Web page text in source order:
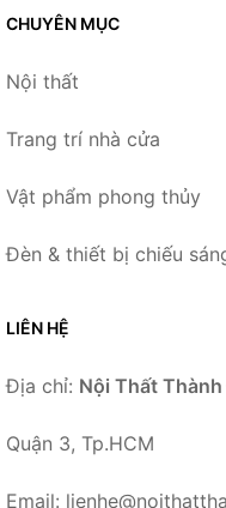
CHUYÊN MỤC
Nội thất
Trang trí nhà cửa
Vật phẩm phong thủy
Đèn & thiết bị chiếu
LIÊN HỆ
Địa chỉ: Nội Thất
Quận 3, Tp.HCM
Email: